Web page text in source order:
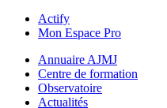
Actify
Mon Espace Pro
Annuaire AJMJ
Centre de formation
Observatoire
Actualités